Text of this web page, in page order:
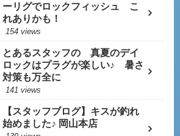
ーリグでロックフィッシュ こ
れありかも！
154 views
とあるスタッフの 真夏のデイ
ロックはプラグが楽しい♪ 暑さ
対策も万全に
141 views
【スタッフブログ】キスが釣れ
始めました♪ 岡山本店